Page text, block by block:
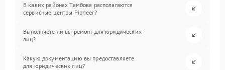
В каких районах Тамбова располагаются
сервисные центры Pioneer?
Выполняете ли вы ремонт для юридических
лиц?
Какую документацию вы предоставляете
для юридических лиц?